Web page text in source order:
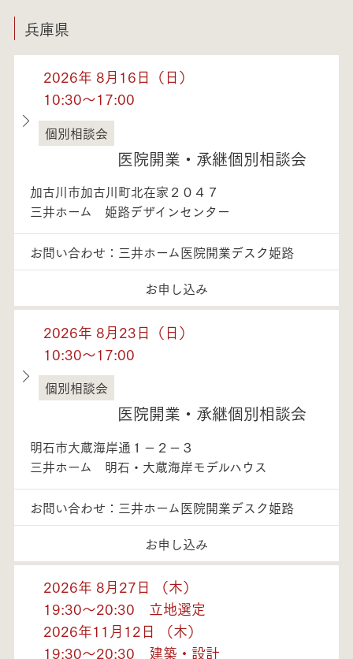
兵庫県
2026年 8月16日（日）
10:30～17:00
兵庫県
個別相談会
医院開業・承継個別相談会
加古川市加古川町北在家２０４７
三井ホーム 姫路デザインセンター
お問い合わせ：三井ホーム医院開業デスク姫路
お申し込み
2026年 8月23日（日）
10:30～17:00
兵庫県
個別相談会
医院開業・承継個別相談会
明石市大蔵海岸通１－２－３
三井ホーム 明石・大蔵海岸モデルハウス
お問い合わせ：三井ホーム医院開業デスク姫路
お申し込み
2026年 8月27日 （木）
19:30～20:30 立地選定
2026年11月12日 （木）
19:30～20:30 建築・設計